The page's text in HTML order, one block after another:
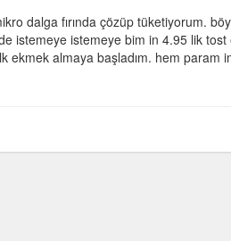
dalga fırında çözüp tüketiyorum.
de istemeye istemeye bim in 4.95 lik
ekmek almaya başladım. hem param